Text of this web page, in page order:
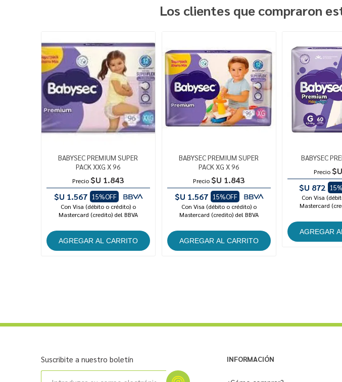
Los clientes que compraron
BABYSEC PREMIUM SUPER
PACK XXG X 96
Precio $U 1.843
$U 1.567 15%OFF
Con Visa (débito o crédito) o
Mastercard (credito) del BBVA
BABYSEC PREMIUM SUPER
PACK XG X 96
Precio $U 1.843
$U 1.567 15%OFF
Con Visa (débito o crédito) o
Mastercard (credito) del BBVA
BABYSEC
Precio
$U 872
Con Visa
Mastercard
Suscribite a nuestro boletín INFORMACIÓN